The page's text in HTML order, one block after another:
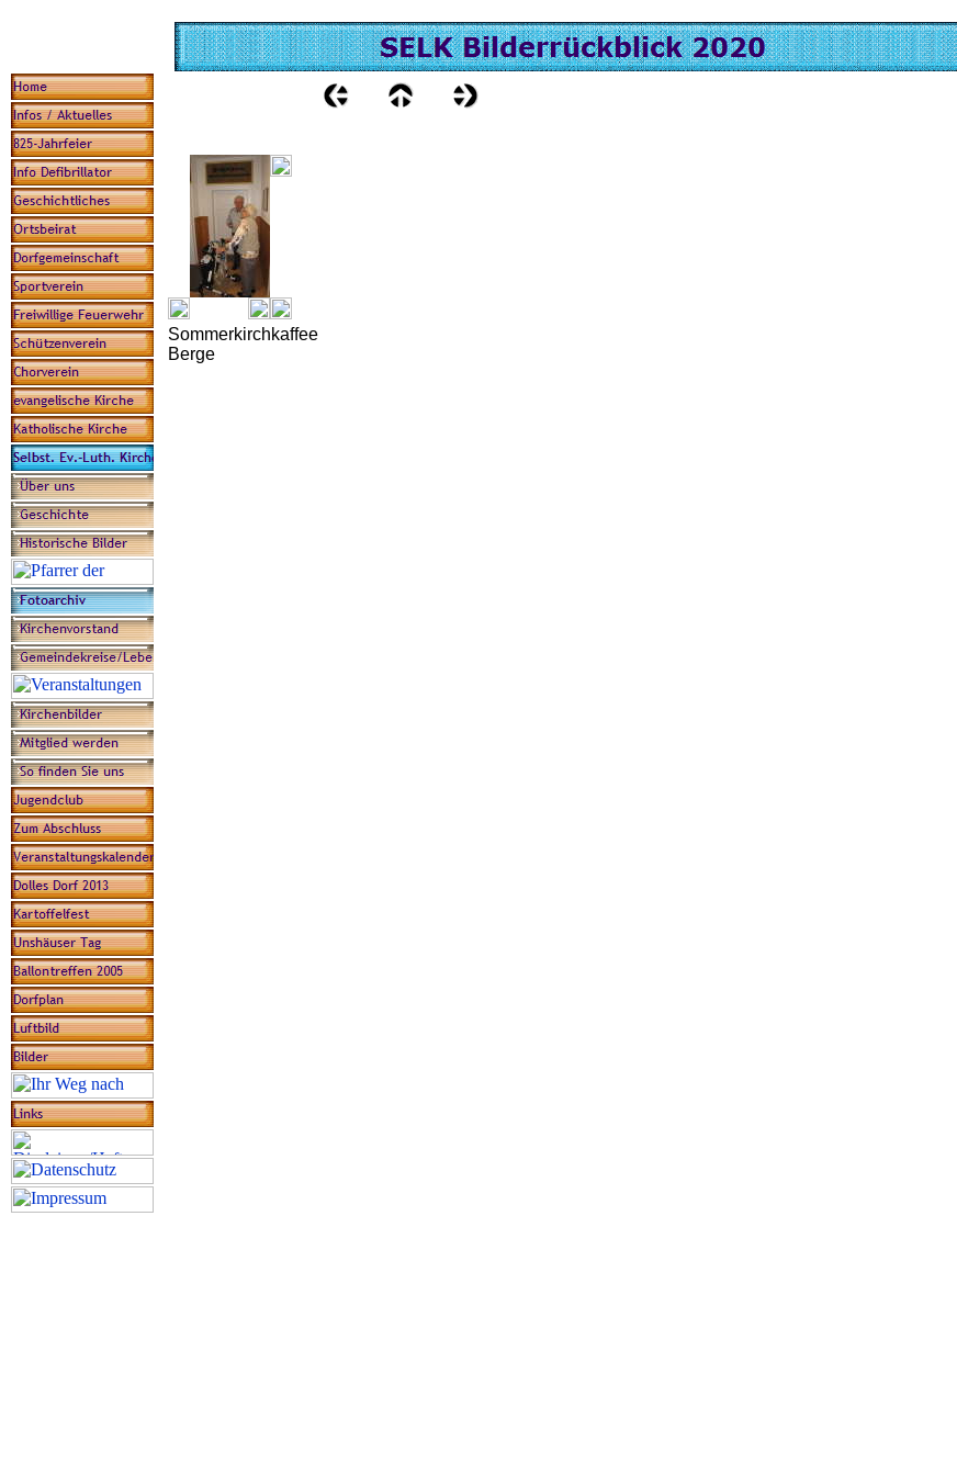
Sommerkirchkaffee
Berge